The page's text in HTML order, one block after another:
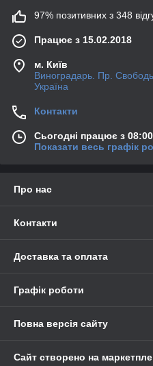
97% позитивних з 348
Працює з 15.02.2018
м. Київ
Виноградарь. Пр.
Україна
Контакти
Сьогодні працює з
Показати весь графік
Про нас
Контакти
Доставка та оплата
Графік роботи
Повна версія сайту
Сайт створено на